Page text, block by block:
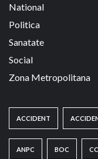
National
Politica
Sanatate
Social
Zona Metropolitana
ACCIDENT
ANPC BOC